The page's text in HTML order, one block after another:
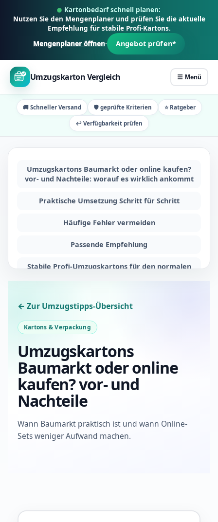
n
Kartonbedarf schnell planen:
Nutzen Sie den Mengenplaner und prüfen Sie die aktuelle
Empfehlung für stabile Profi-Kartons.
Mengenplaner öffnen· Angebot prüfen*
Umzugskarton Vergleich ☰ Menü
🚚 Schneller Versand 🛡️ geprüfte Kriterien ⭐ Ratgeber
↩️ Verfügbarkeit prüfen
Umzugskartons Baumarkt oder online kaufen?
vor- und Nachteile: worauf es wirklich ankommt
Praktische Umsetzung Schritt für Schritt
Häufige Fehler vermeiden
Passende Empfehlung
Stabile Profi-Umzugskartons für den normalen
Kaufen?? vor und Nachteile
← Zur Umzugstipps-Übersicht
Kartons & Verpackung
Umzugskartons
Baumarkt oder online
kaufen? vor- und
Nachteile
Wann Baumarkt praktisch ist und wann Online-
Sets weniger Aufwand machen.